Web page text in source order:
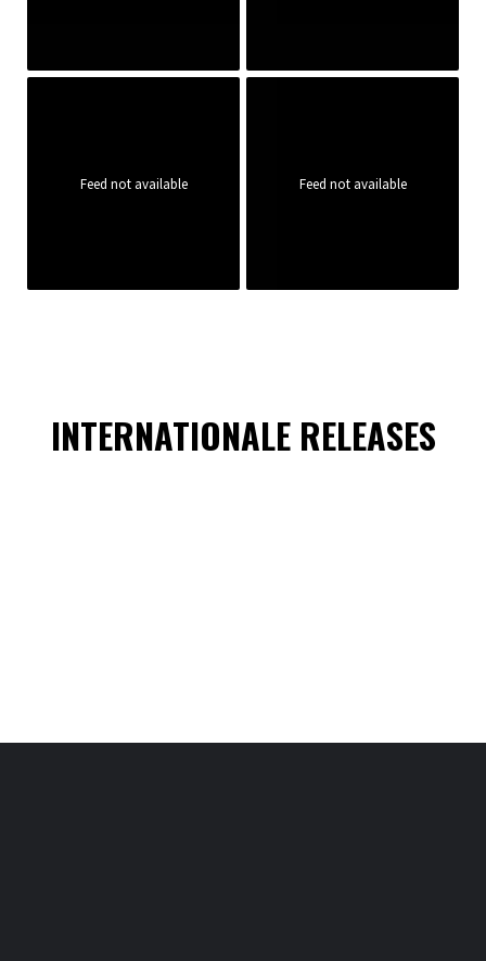
Feed not available Feed not available
INTERNATIONALE RELEASES